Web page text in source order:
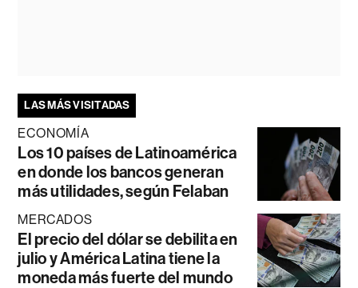
LAS MÁS VISITADAS
ECONOMÍA
Los 10 países de Latinoamérica
en donde los bancos generan
más utilidades, según Felaban
MERCADOS
El precio del dólar se debilita en
julio y América Latina tiene la
moneda más fuerte del mundo